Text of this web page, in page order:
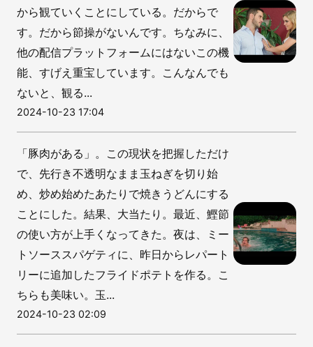
から観ていくことにしている。だからで
す。だから節操がないんです。ちなみに、
他の配信プラットフォームにはないこの機
能、すげえ重宝しています。こんなんでも
ないと、観る...
2024-10-23 17:04
「豚肉がある」。この現状を把握しただけ
で、先行き不透明なまま玉ねぎを切り始
め、炒め始めたあたりで焼きうどんにする
ことにした。結果、大当たり。最近、鰹節
の使い方が上手くなってきた。夜は、ミー
トソーススパゲティに、昨日からレパート
リーに追加したフライドポテトを作る。こ
ちらも美味い。玉...
2024-10-23 02:09